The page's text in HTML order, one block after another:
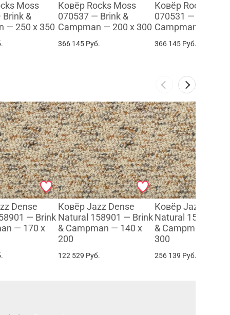
Moss
&
— 250 x 350
Ковёр Rocks Moss
070537 — Brink &
Campman — 200 x 300
366 145 Руб.
Ковёр Rocks
070531 — Brink &
Campman — 200
366 145 Руб.
Dense
— Brink
— 170 x
Ковёр Jazz Dense
Natural 158901 — Brink
& Campman — 140 x
200
122 529 Руб.
Ковёр Jazz
Natural 158901 —
& Campman —
300
256 139 Руб.